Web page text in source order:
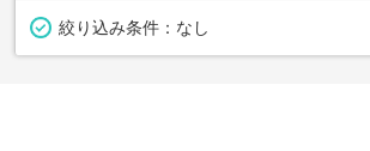
絞り込み条件： なし